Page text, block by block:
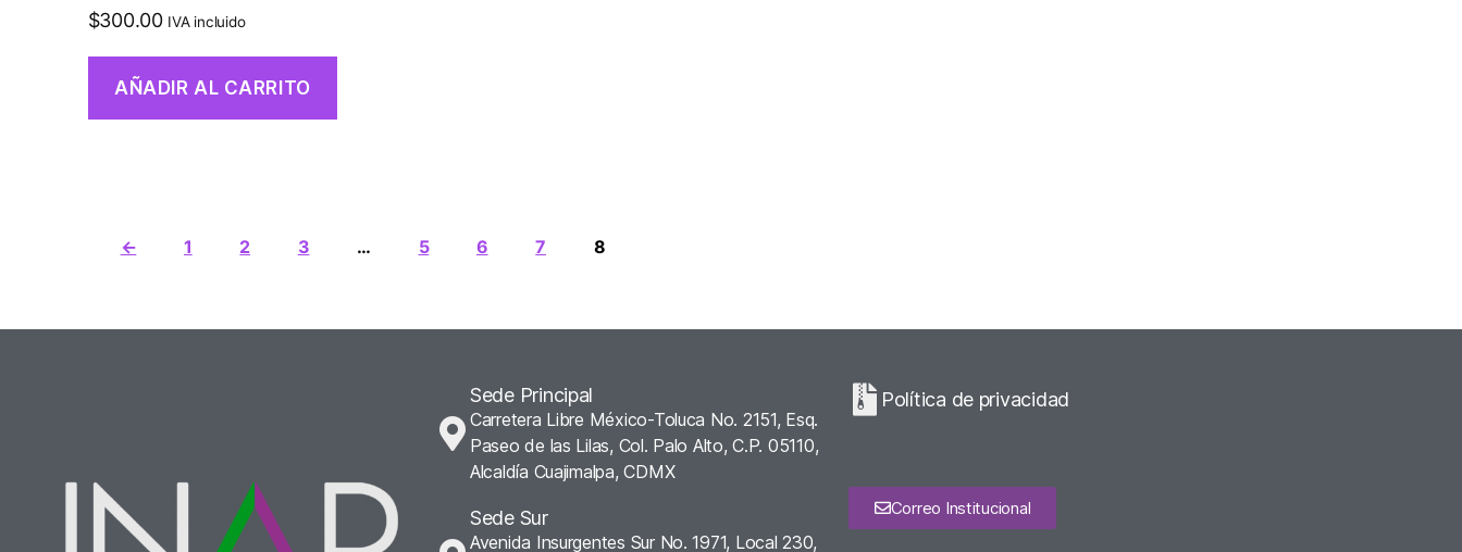
$300.00 IVA incluido
AÑADIR AL CARRITO
← 1 2 3 … 5 6 7 8
Sede Principal
Carretera Libre México-Toluca No. 2151, Esq.
Paseo de las Lilas, Col. Palo Alto, C.P. 05110,
Alcaldía Cuajimalpa, CDMX
Sede Sur
Avenida Insurgentes Sur No. 1971, Local 230,
Política de privacidad
Correo Institucional